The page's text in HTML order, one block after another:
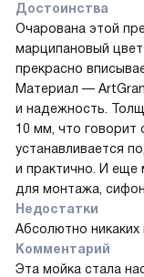
Достоинства
Очарована этой
марципановый
прекрасно
Материал —
и надежность.
10 мм, что говорит
устанавливается
и практично. И еще
для монтажа,
Недостатки
Абсолютно
Комментарий
Эта мойка стала